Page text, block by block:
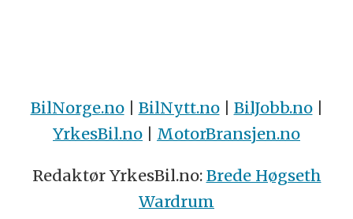
BilNorge.no| BilNytt.no| BilJobb.no|
YrkesBil.no | MotorBransjen.no
Redaktør YrkesBil.no: Brede Høgseth
Wardrum